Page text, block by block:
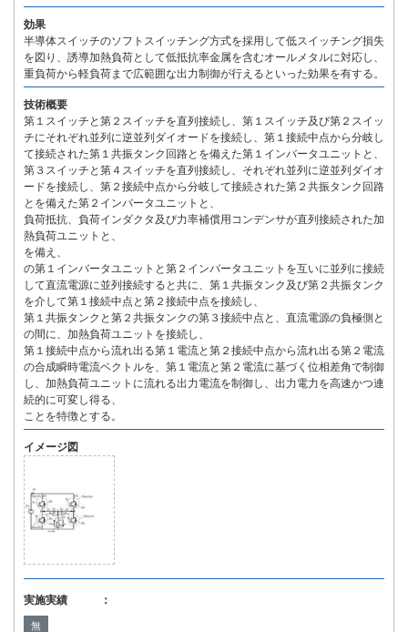
効果
半導体スイッチのソフトスイッチング方式を採用して低スイッチング損失
を図り、誘導加熱負荷として低抵抗率金属を含むオールメタルに対応し、
重負荷から軽負荷まで広範囲な出力制御が行えるといった効果を有する。
技術概要
第１スイッチと第２スイッチを直列接続し、第１スイッチ及び第２スイッ
チにそれぞれ並列に逆並列ダイオードを接続し、第１接続中点から分岐し
て接続された第１共振タンク回路とを備えた第１インバータユニットと、
第３スイッチと第４スイッチを直列接続し、それぞれ並列に逆並列ダイオ
ードを接続し、第２接続中点から分岐して接続された第２共振タンク回路
とを備えた第２インバータユニットと、
負荷抵抗、負荷インダクタ及び力率補償用コンデンサが直列接続された加
熱負荷ユニットと、
を備え、
の第１インバータユニットと第２インバータユニットを互いに並列に接続
して直流電源に並列接続すると共に、第１共振タンク及び第２共振タンク
を介して第１接続中点と第２接続中点を接続し、
第１共振タンクと第２共振タンクの第３接続中点と、直流電源の負極側と
の間に、加熱負荷ユニットを接続し、
第１接続中点から流れ出る第１電流と第２接続中点から流れ出る第２電流
の合成瞬時電流ベクトルを、第１電流と第２電流に基づく位相差角で制御
し、加熱負荷ユニットに流れる出力電流を制御し、出力電力を高速かつ連
続的に可変し得る、
ことを特徴とする。
イメージ図
実施実績 ：
無